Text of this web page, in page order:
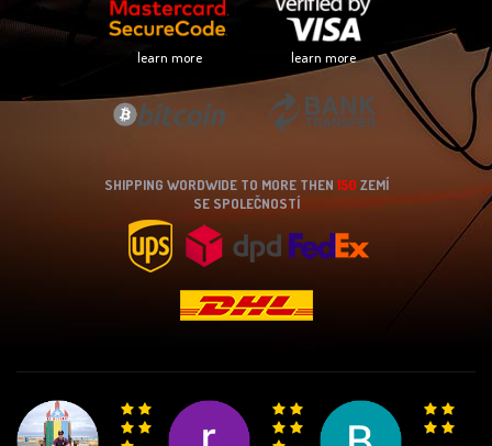
learn more learn more
SHIPPING WORDWIDE TO MORE THEN 150 ZEMÍ
SE SPOLEČNOSTÍ